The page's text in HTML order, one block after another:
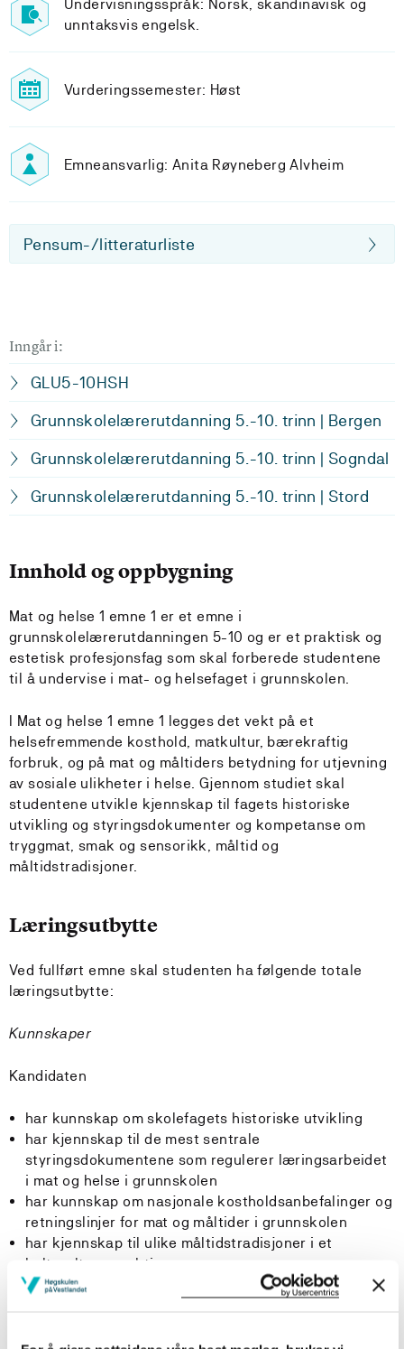
Undervisningsspråk: Norsk, skandinavisk og
unntaksvis engelsk.
Vurderingssemester: Høst
Emneansvarlig: Anita Røyneberg Alvheim
Pensum-/litteraturliste
Inngår i:
GLU5-10HSH
Grunnskolelærerutdanning 5.-10. trinn | Bergen
Grunnskolelærerutdanning 5.-10. trinn | Sogndal
Grunnskolelærerutdanning 5.-10. trinn | Stord
Innhold og oppbygning
Mat og helse 1 emne 1 er et emne i
grunnskolelærerutdanningen 5-10 og er et praktisk og
estetisk profesjonsfag som skal forberede studentene
til å undervise i mat- og helsefaget i grunnskolen.
I Mat og helse 1 emne 1 legges det vekt på et
helsefremmende kosthold, matkultur, bærekraftig
forbruk, og på mat og måltiders betydning for utjevning
av sosiale ulikheter i helse. Gjennom studiet skal
studentene utvikle kjennskap til fagets historiske
utvikling og styringsdokumenter og kompetanse om
tryggmat, smak og sensorikk, måltid og
måltidstradisjoner.
Læringsutbytte
Ved fullført emne skal studenten ha følgende totale
læringsutbytte:
Kunnskaper
Kandidaten
har kunnskap om skolefagets historiske utvikling
har kjennskap til de mest sentrale
styringsdokumentene som regulerer læringsarbeidet
i mat og helse i grunnskolen
har kunnskap om nasjonale kostholdsanbefalinger og
retningslinjer for mat og måltider i grunnskolen
har kjennskap til ulike måltidstradisjoner i et
kulturelt perspektiv
har kunnskap om matvaregrupper og bearbeiding av